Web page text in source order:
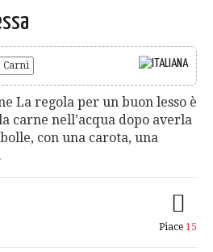
Carni
La regola per un buon lesso è
carne nell’acqua dopo averla
con una carota, una
Piace 15